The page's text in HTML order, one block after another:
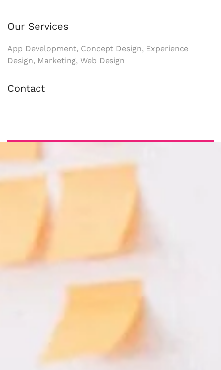
Our Services
App Development, Concept Design, Experience
Design, Marketing, Web Design
Contact